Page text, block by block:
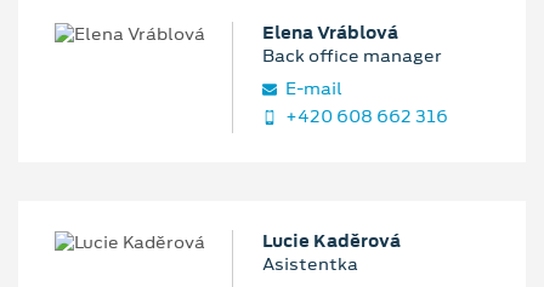
Elena Vráblová
Back office manager
E‑mail
+420 608 662 316
Lucie Kaděrová
Asistentka